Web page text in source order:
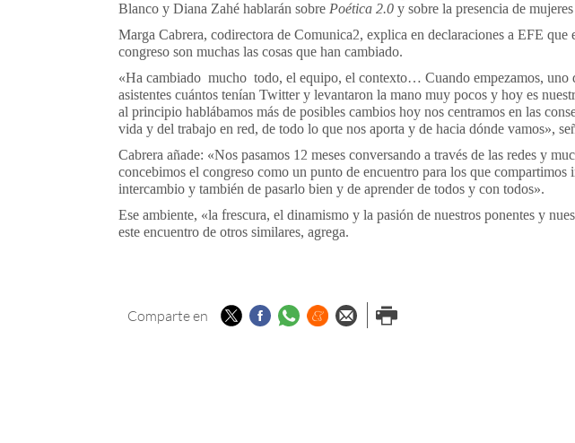
Blanco y Diana Zahé hablarán sobre Poética 2.0 y sobre la presencia de
Marga Cabrera, codirectora de Comunica2, explica en declaraciones a EFE que
congreso son muchas las cosas que han cambiado.
«Ha cambiado mucho todo, el equipo, el contexto… Cuando empezamos, uno
asistentes cuántos tenían Twitter y levantaron la mano muy pocos y hoy es
al principio hablábamos más de posibles cambios hoy nos centramos en las
vida y del trabajo en red, de todo lo que nos aporta y de hacia dónde vamos»,
Cabrera añade: «Nos pasamos 12 meses conversando a través de las redes y
concebimos el congreso como un punto de encuentro para los que compartimos
intercambio y también de pasarlo bien y de aprender de todos y con todos».
Ese ambiente, «la frescura, el dinamismo y la pasión de nuestros ponentes y
este encuentro de otros similares, agrega.
Comparte en TwitterFacebook
Whatsapp
Menéame
Enviar porImprimir